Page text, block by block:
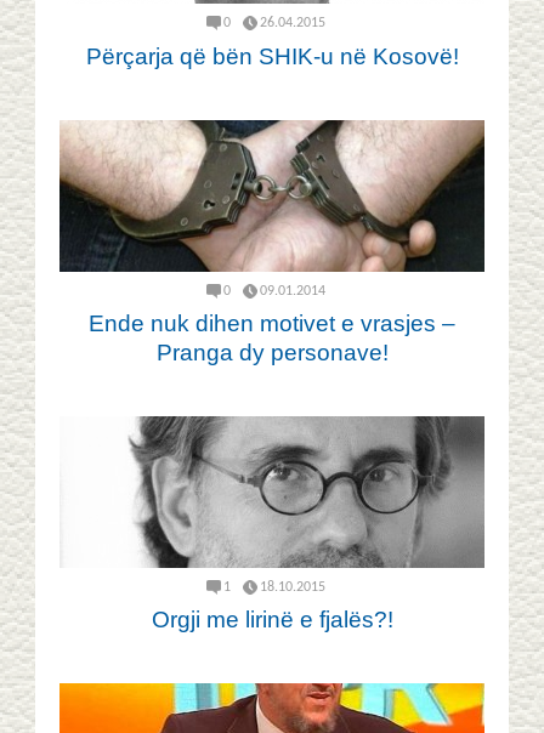
0 26.04.2015
Përçarja që bën SHIK-u në Kosovë!
0 09.01.2014
Ende nuk dihen motivet e vrasjes –
Pranga dy personave!
1 18.10.2015
Orgji me lirinë e fjalës?!